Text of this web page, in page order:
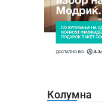
Колумна